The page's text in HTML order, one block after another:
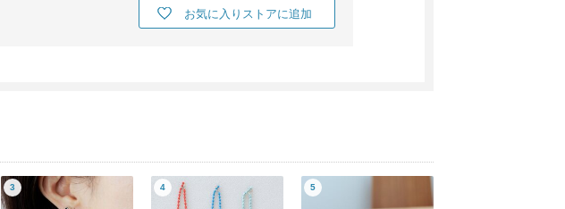
お気に入りストアに追加